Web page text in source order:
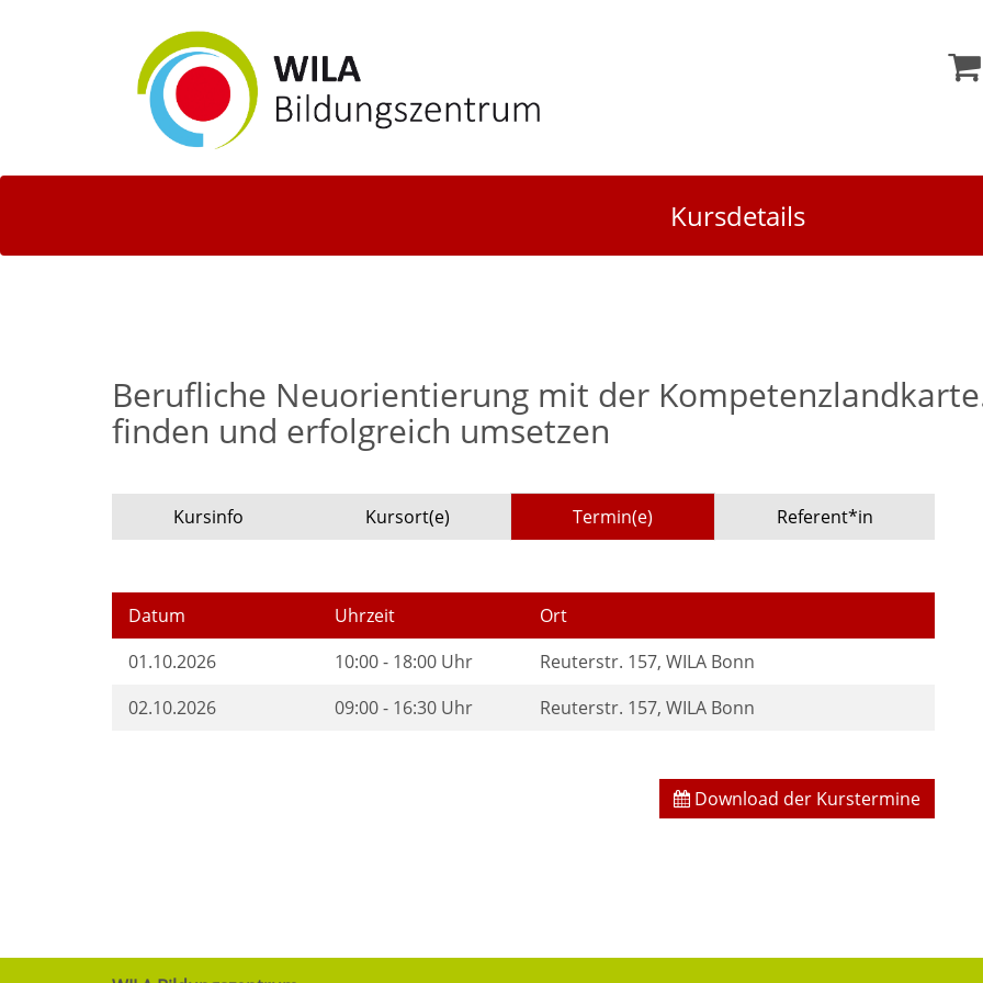
Kursdetails
Berufliche Neuorientierung mit der
finden und erfolgreich umsetzen
Kursinfo Kursort(e) Termin(e) Referent*in
Datum Uhrzeit
Ort
01.10.2026
10:00 - 18:00 Uhr
Reuterstr. 157, WILA Bonn
02.10.2026
09:00 - 16:30 Uhr Reuterstr. 157, WILA Bonn
Download der Kurstermine